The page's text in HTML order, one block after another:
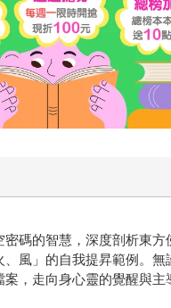
碼的智慧，深度剖析東
風」的自我提昇範例。
，走向身心靈的覺醒與主